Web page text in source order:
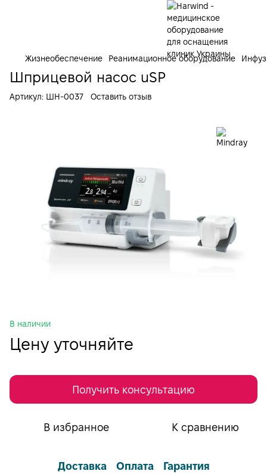
Жизнеобеспечение Реанимационное оборудование
Шприцевой насос uSP
Артикул: ШН-0037 Оставить отзыв
В наличии
Цену уточняйте
Получить консультацию
В избранное К сравнению
Доставка Оплата Гарантия